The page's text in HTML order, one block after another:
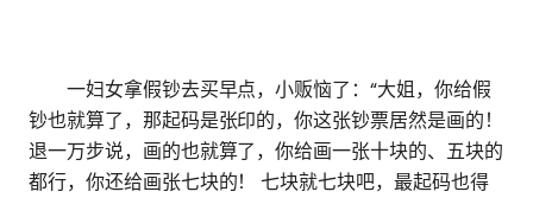
一妇女拿假钞去买早点，小贩恼了：“大姐，你给假
钞也就算了，那起码是张印的，你这张钞票居然是画的！
退一万步说，画的也就算了，你给画一张十块的、五块的
都行，你还给画张七块的！ 七块就七块吧，最起码也得